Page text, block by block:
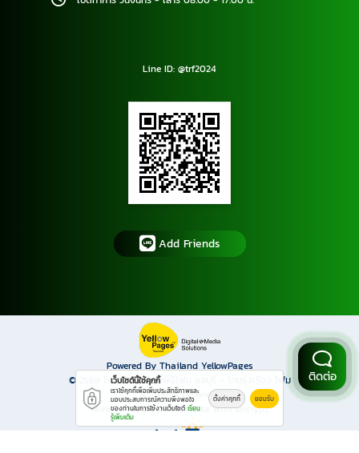
Line ID: @trf2024
Add Friends
Powered By Thailand YellowPages
© 2569
โรงงานผู้ผลิตอีพีอีโฟม ชลบุรี - ไทยรุ่งเรือง โฟม
All rights reserved.
Work is secure protect data with encrypt.
ติดต่อ
เว็บไซต์นี้ใช้คุกกี้
เราใช้คุกกี้เพื่อเพิ่มประสิทธิภาพและ
มอบประสบการณ์ความพึงพอใจ
ของท่านในการใช้งานเว็บไซต์ เรียน
รู้เพิ่มเติม
ตั้งค่าคุกกี้ ยอมรับ